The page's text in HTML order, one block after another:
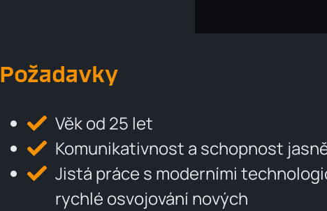
Požadavky
Věk od 25 let
Komunikativnost a schopnost
Jistá práce s moderními
rychlé osvojování nových